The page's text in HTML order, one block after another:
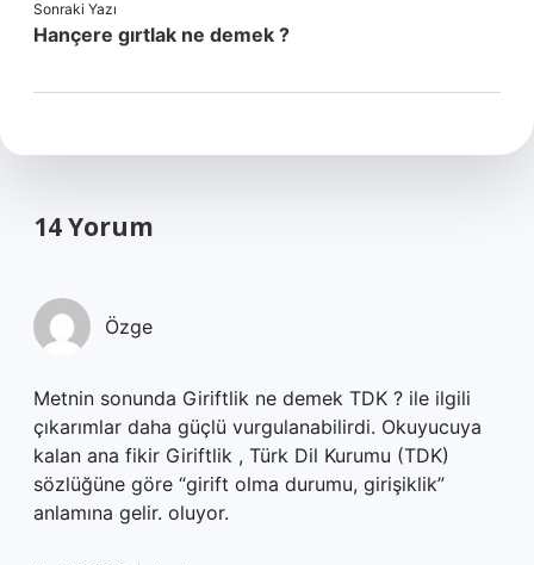
Sonraki Yazı
Hançere gırtlak ne demek ?
14 Yorum
Özge
Metnin sonunda Giriftlik ne demek TDK ? ile ilgili
çıkarımlar daha güçlü vurgulanabilirdi. Okuyucuya
kalan ana fikir Giriftlik , Türk Dil Kurumu (TDK)
sözlüğüne göre “girift olma durumu, girişiklik”
anlamına gelir. oluyor.